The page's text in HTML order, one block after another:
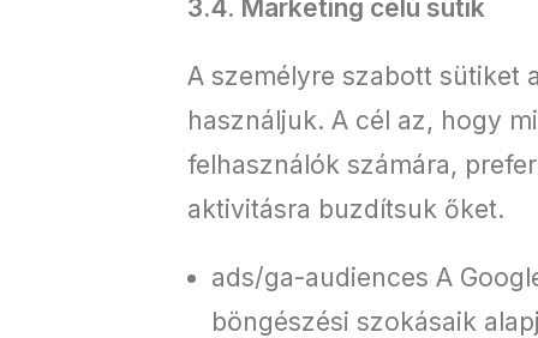
3.4. Marketing célú sütik
A személyre szabott sütiket
használjuk. A cél az, hogy
felhasználók számára,
aktivitásra buzdítsuk őket.
ads/ga-audiences A
böngészési szokásaik